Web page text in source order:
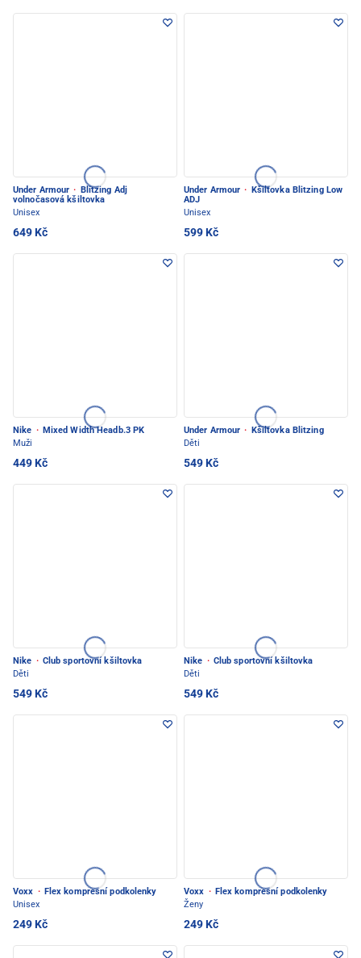
Under Armour ·
Blitzing Adj
volnočasová kšiltovka
Unisex
649 Kč
Under Armour ·
Kšiltovka Blitzing Low
ADJ
Unisex
599 Kč
Nike · Mixed Width Headb.3 PK
Muži
449 Kč
Under Armour ·
Kšiltovka Blitzing
Děti
549 Kč
Nike · Club sportovní kšiltovka
Děti
549 Kč
Nike · Club sportovní kšiltovka
Děti
549 Kč
Voxx · Flex kompresní podkolenky
Unisex
249 Kč
Voxx · Flex kompresní podkolenky
Ženy
249 Kč